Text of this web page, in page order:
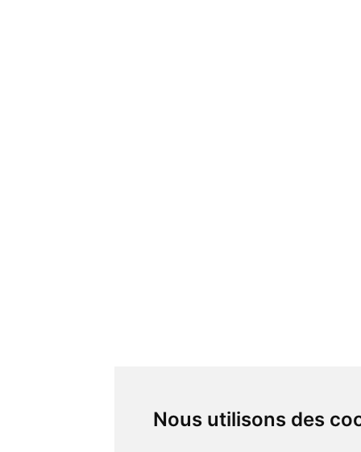
Nous utilisons des